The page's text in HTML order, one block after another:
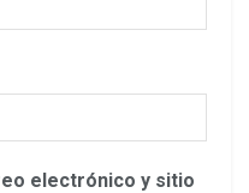
electrónico y sitio